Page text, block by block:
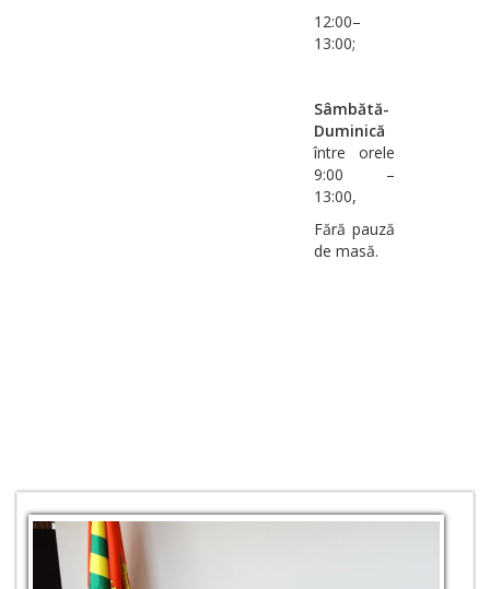
12:00–
13:00;
Sâmbătă-
Duminică
între orele
9:00 –
13:00,
Fără pauză
de masă.